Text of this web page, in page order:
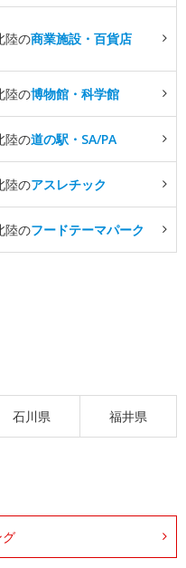
陸の商業施設・百貨店
陸の博物館・科学館
陸の道の駅・SA/PA
陸のアスレチック
陸のフードテーマパーク
石川県 福井県
グ